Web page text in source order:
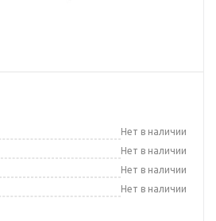
Нет в наличии
Нет в наличии
Нет в наличии
Нет в наличии